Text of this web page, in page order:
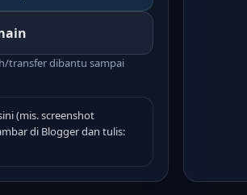
transfer dibantu sampai
(mis. screenshot
di Blogger dan tulis: